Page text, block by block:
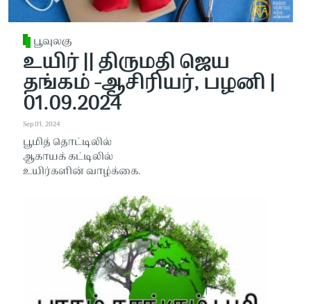
பூவுலகு
உயிர் || திருமதி ஜெய
தங்கம் -ஆசிரியர், பழனி |
01.09.2024
Sep 01, 2024
பூமித் தொட்டிலில்
ஆகாயக் கட்டிலில்
உயிர்களின் வாழ்க்கை.